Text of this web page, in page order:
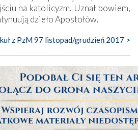
na katolicyzm. Uznał bowiem,
dzieło Apostołów.
z PzM 97 listopad/grudzień 2017 >